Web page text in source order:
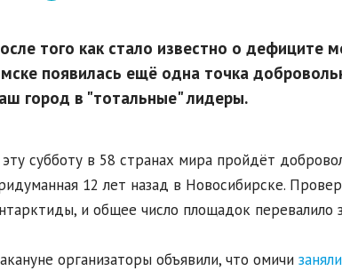
того как стало известно о дефиците
появилась ещё одна точка
город в "тотальные" лидеры.
субботу в 58 странах мира пройдёт
12 лет назад в Новосибирске.
и общее число площадок перевалило
организаторы объявили, что омичи